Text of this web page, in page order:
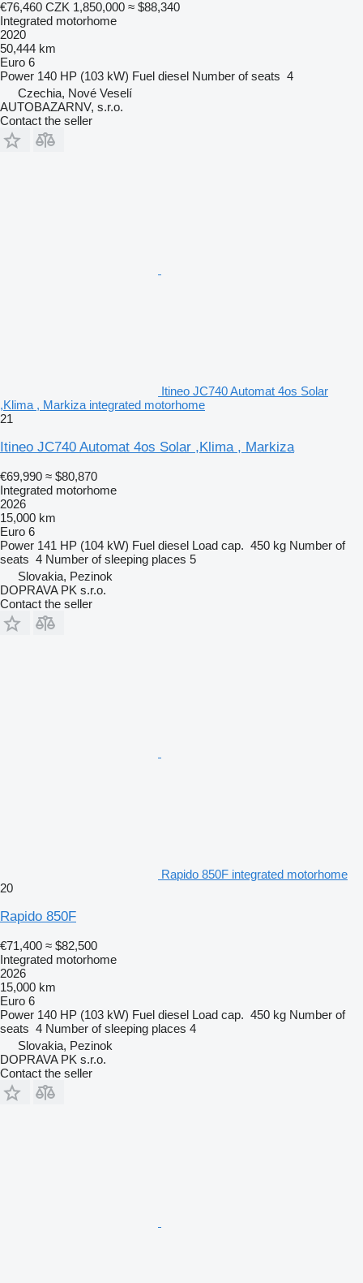
€76,460 CZK 1,850,000 ≈ $88,340
Integrated motorhome
2020
50,444 km
Euro 6
Power 140 HP (103 kW) Fuel diesel Number of seats 4
Czechia, Nové Veselí
AUTOBAZARNV, s.r.o.
Contact the seller
Itineo JC740 Automat 4os Solar
,Klima , Markiza integrated motorhome
21
Itineo JC740 Automat 4os Solar ,Klima , Markiza
€69,990 ≈ $80,870
Integrated motorhome
2026
15,000 km
Euro 6
Power 141 HP (104 kW) Fuel diesel Load cap. 450 kg Number of
seats 4 Number of sleeping places 5
Slovakia, Pezinok
DOPRAVA PK s.r.o.
Contact the seller
Rapido 850F integrated motorhome
20
Rapido 850F
€71,400 ≈ $82,500
Integrated motorhome
2026
15,000 km
Euro 6
Power 140 HP (103 kW) Fuel diesel Load cap. 450 kg Number of
seats 4 Number of sleeping places 4
Slovakia, Pezinok
DOPRAVA PK s.r.o.
Contact the seller